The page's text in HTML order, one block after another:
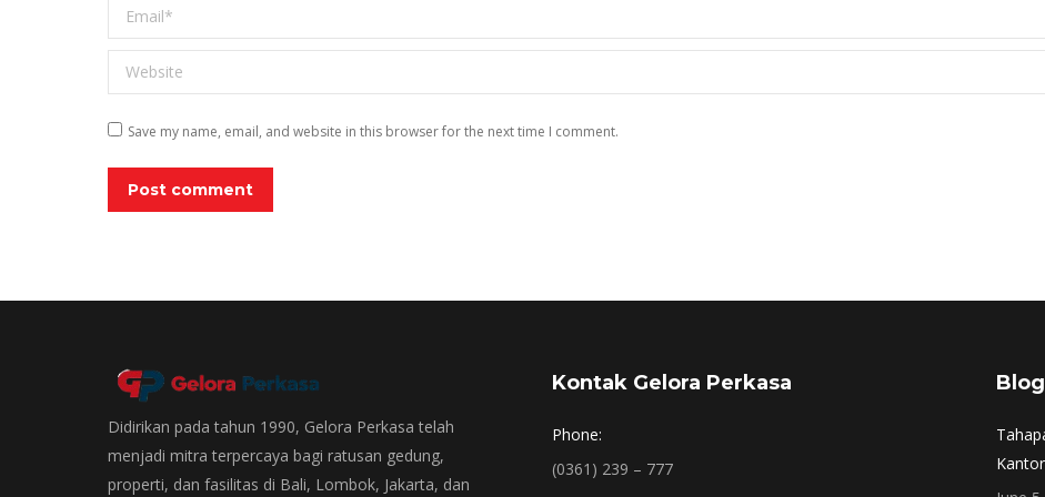
Email *
Website
Save my name, email, and website in this browser for the next time I comment.
Post comment
Didirikan pada tahun 1990, Gelora Perkasa telah
menjadi mitra terpercaya bagi ratusan gedung,
properti, dan fasilitas di Bali, Lombok, Jakarta, dan
Kontak Gelora Perkasa
Phone:
(0361) 239 – 777
Blog
Kantor